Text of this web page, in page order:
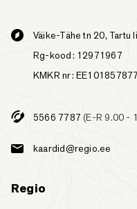
Väike-Tähe tn 20, Tartu
Rg-kood: 12971967
KMKR nr: EE101857877
5566 7787 (E-R 9.00 -
kaardid@regio.ee
Regio